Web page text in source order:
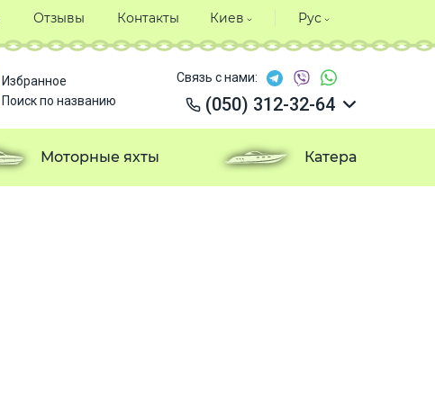
Отзывы Контакты Киев Рус
Избранное
Поиск по названию
Связь с нами:
(050) 312-32-64
(050) 312-32-64
(050) 312-32-64
(050) 312-32-64
Моторные яхты Катера